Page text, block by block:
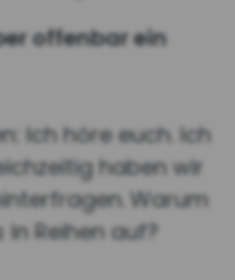
offenbar ein
Ich höre euch. Ich
haben wir
Warum
Reihen auf?